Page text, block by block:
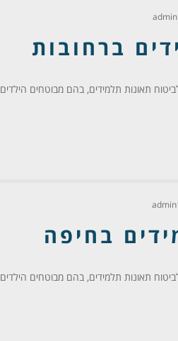
ברחובות
תלמידים, בהם מבוטחים הילדים 24 שעות
בחיפה
תלמידים, בהם מבוטחים הילדים 24 שעות